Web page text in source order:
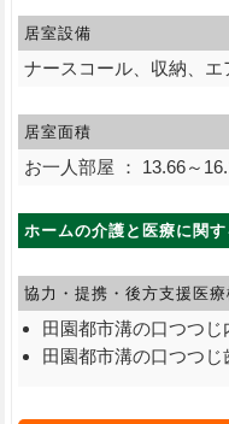
居室設備
ナースコール、収納、
居室面積
お一人部屋 ： 13.66～
ホームの介護と医療に関す
協力・提携・後方支援 医
田園都市溝の口つつ
田園都市溝の口つつ